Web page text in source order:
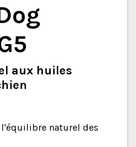
aux huiles
naturel des